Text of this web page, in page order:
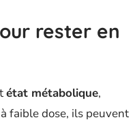
rester en
état métabolique,
faible dose, ils peuvent